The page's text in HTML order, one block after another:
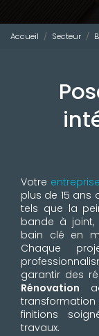
Accueil Secteur
Votre
plus de 15 ans
tels que la
bande à
bain clé en
Chaque
garantir des
Rénovation
finitions
travaux.